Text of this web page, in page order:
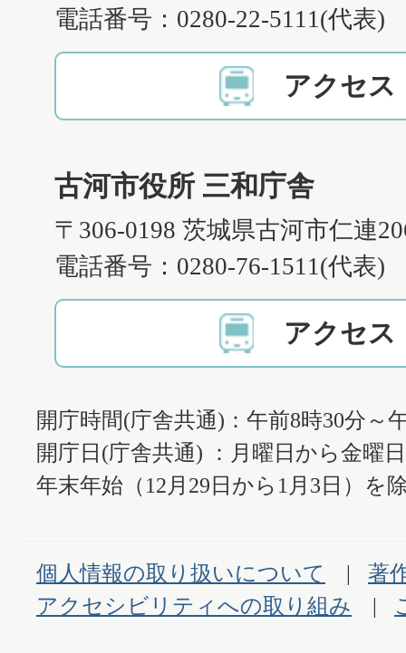
電話番号：0280-22-5111(代表)
アクセス
古河市役所 三和庁舎
〒306-0198 茨城県古河市仁連
電話番号：0280-76-1511(代表)
アクセス
開庁時間(庁舎共通)：午前8時30分～
開庁日(庁舎共通) ：月曜日から金曜
年末年始（12月29日から1月3日）を
個人情報の取り扱いについて
著
アクセシビリティへの取り組み